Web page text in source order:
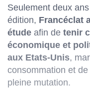
Seulement deux
édition, Francéclat
étude afin de tenir
économique et
aux Etats-Unis,
consommation et
pleine mutation.